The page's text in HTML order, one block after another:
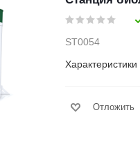
ST0054
Характеристики
Отложить